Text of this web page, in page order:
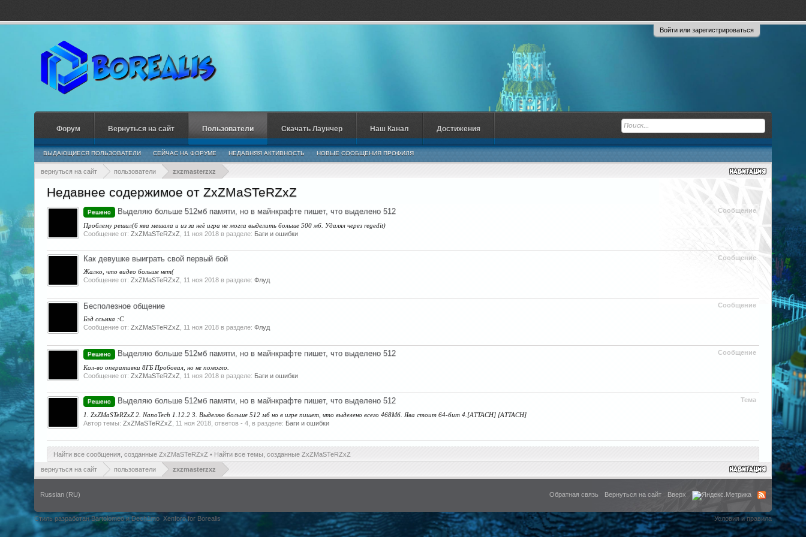
Войти или зарегистрироваться
вернуться на сайт пользователи zxzmasterzxz
Недавнее содержимое от ZxZMaSTeRZxZ
Сообщение
Решено Выделяю больше 512мб памяти, но в майнкрафте пишет, что выделено 512
Проблему решил(6 ява мешала и из за неё игра не могла выделить больше 500 мб. Удалял через regedit)
Сообщение от: ZxZMaSTeRZxZ 11 ноя 2018 в разделе: Баги и ошибки
Сообщение
Как девушке выиграть свой первый бой
Жалко, что видео больше нет(
Сообщение от: ZxZMaSTeRZxZ 11 ноя 2018 в разделе: Флуд
Сообщение
Бесполезное общение
Бэд ссылка :C
Сообщение от: ZxZMaSTeRZxZ 11 ноя 2018 в разделе: Флуд
Сообщение
Решено Выделяю больше 512мб памяти, но в майнкрафте пишет, что выделено 512
Кол-во оперативки 8ГБ Пробовал, но не помогло.
Сообщение от: ZxZMaSTeRZxZ 11 ноя 2018 в разделе: Баги и ошибки
Тема
Решено Выделяю больше 512мб памяти, но в майнкрафте пишет, что выделено 512
1. ZxZMaSTeRZxZ 2. NanoTech 1.12.2 3. Выделяю больше 512 мб но в игре пишет, что выделено всего 468Мб. Ява стоит 64-бит 4.[ATTACH] [ATTACH]
Автор темы: ZxZMaSTeRZxZ 11 ноя 2018 , ответов - 4, в разделе: Баги и ошибки
Найти все сообщения, созданные ZxZMaSTeRZxZ Найти все темы, созданные ZxZMaSTeRZxZ
вернуться на сайт пользователи zxzmasterzxz
Форум Вернуться на сайт Пользователи
ВЫДАЮЩИЕСЯ ПОЛЬЗОВАТЕЛИ СЕЙЧАС НА ФОРУМЕ НЕДАВНЯЯ АКТИВНОСТЬ НОВЫЕ СООБЩЕНИЯ ПРОФИЛЯ
Скачать Лаунчер Наш Канал Достижения
Russian (RU) Обратная связь Вернуться на сайт Вверх
Стиль разработан Bartolomeo и Dech1mo Xenforo for Borealis Условия и правила